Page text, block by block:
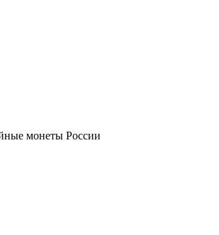
монеты России